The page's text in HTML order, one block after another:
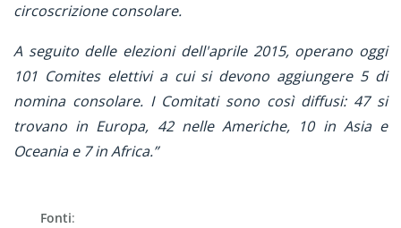
circoscrizione consolare.
A seguito delle elezioni dell'aprile 2015, operano oggi
101 Comites elettivi a cui si devono aggiungere 5 di
nomina consolare. I Comitati sono così diffusi: 47 si
trovano in Europa, 42 nelle Americhe, 10 in Asia e
Oceania e 7 in Africa.”
Fonti: